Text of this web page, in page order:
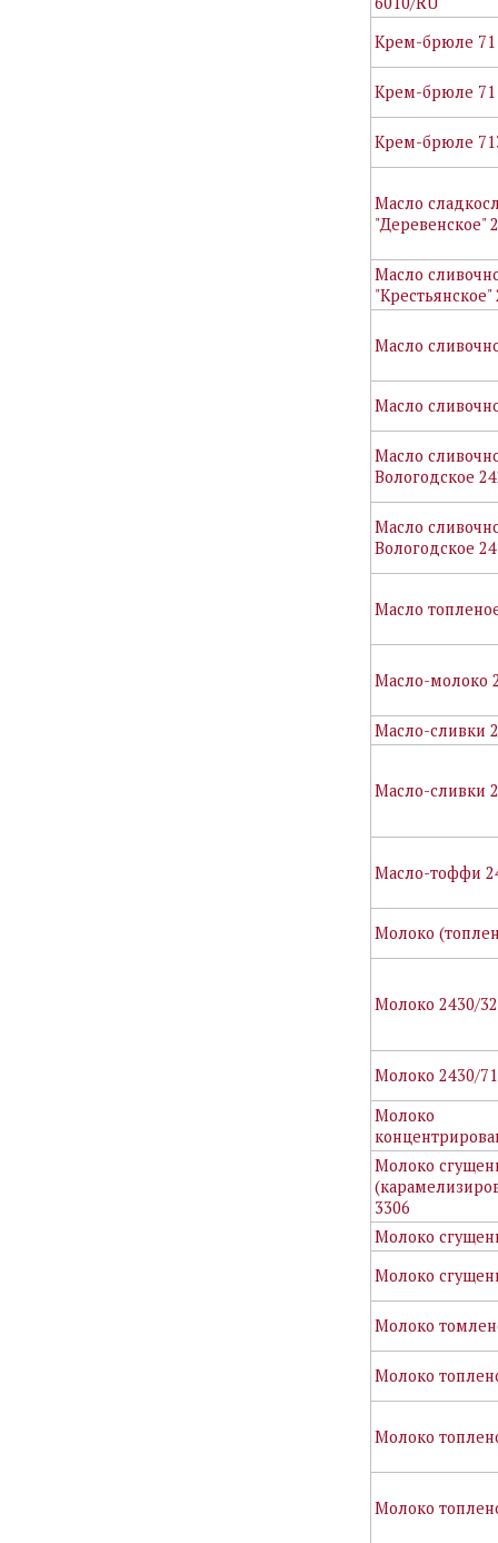
Крем-брюле
Крем-брюле
Крем-брюле
Масло
"Деревенское"
Масло
"Крестьянское"
Масло
Масло
Масло
Вологодское
Масло
Вологодское
Масло
Масло-молоко
Масло-сливки
Масло-сливки
Масло-тоффи
Молоко
Молоко 2430/
Молоко 2430/
Молоко
Молоко
3306
Молоко
Молоко
Молоко
Молоко
Молоко
Молоко